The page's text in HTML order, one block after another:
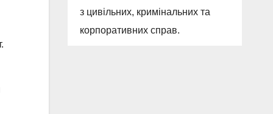
з цивільних, кримінальних та
корпоративних справ.